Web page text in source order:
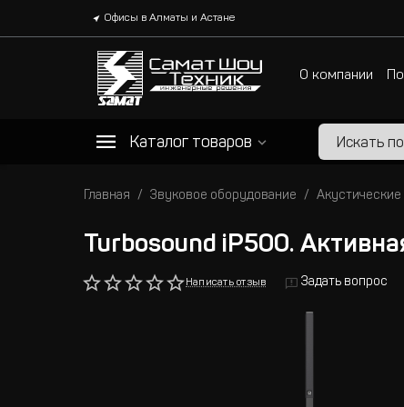
Офисы в Алматы и Астане
О компании
Каталог товаров
Главная Звуковое оборудование
Turbosound iP500.
Написать отзыв Задать вопрос